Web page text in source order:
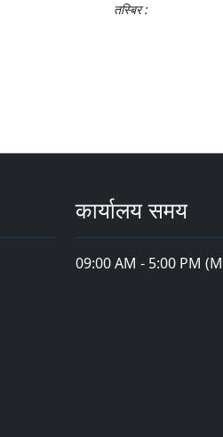
तस्बिर :
कार्यालय समय
09:00 AM - 5:00 PM